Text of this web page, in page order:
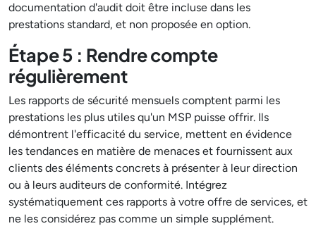
documentation d'audit doit être incluse dans les
prestations standard, et non proposée en option.
Étape 5 : Rendre compte
régulièrement
Les rapports de sécurité mensuels comptent parmi les
prestations les plus utiles qu'un MSP puisse offrir. Ils
démontrent l'efficacité du service, mettent en évidence
les tendances en matière de menaces et fournissent aux
clients des éléments concrets à présenter à leur direction
ou à leurs auditeurs de conformité. Intégrez
systématiquement ces rapports à votre offre de services, et
ne les considérez pas comme un simple supplément.